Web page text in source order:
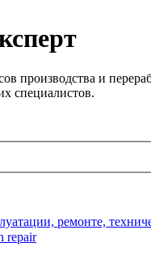
производства и
специалистов.
ремонте,
repair